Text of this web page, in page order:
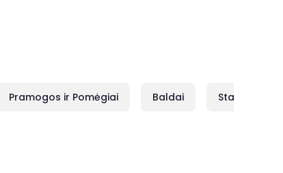
Pramogos ir Pomėgiai Baldai Statybai